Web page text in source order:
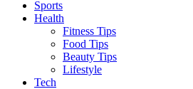
Sports
Health
Fitness Tips
Food Tips
Beauty Tips
Lifestyle
Tech